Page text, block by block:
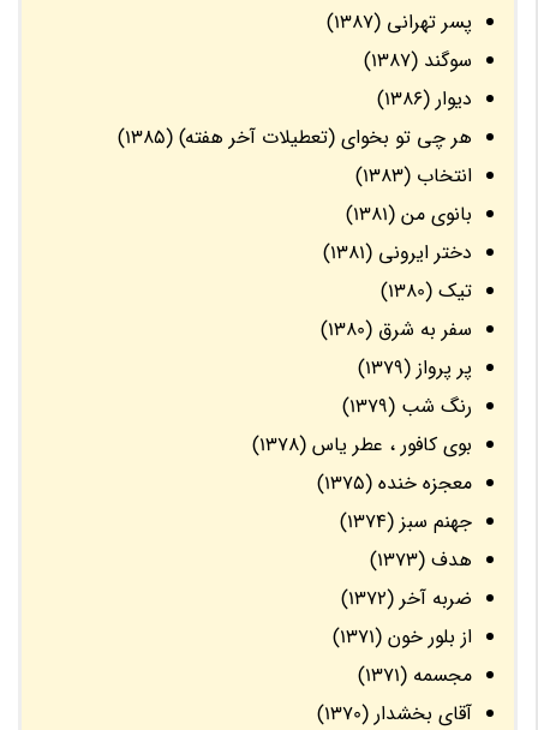
پسر تهرانی (1387)
سوگند (1387)
دیوار (1386)
هر چی تو بخوای (تعطیلات آخر هفته) (1385)
انتخاب (1383)
بانوی من (1381)
دختر ایرونی (1381)
تیک (1380)
سفر به شرق (1380)
پر پرواز (1379)
رنگ شب (1379)
بوی کافور ، عطر یاس (1378)
معجزه خنده (1375)
جهنم سبز (1374)
هدف (1373)
ضربه آخر (1372)
از بلور خون (1371)
مجسمه (1371)
آقای بخشدار (1370)